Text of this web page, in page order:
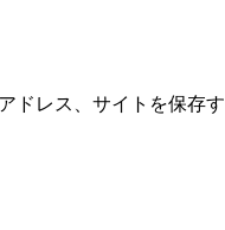
ドレス、サイトを保存す